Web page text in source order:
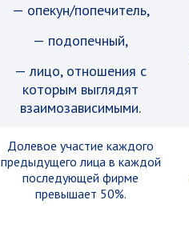
— опекун/попечитель,
— подопечный,
— лицо, отношения с
которым выглядят
взаимозависимыми.
Долевое участие каждого
предыдущего лица в каждой
последующей фирме
превышает 50%.